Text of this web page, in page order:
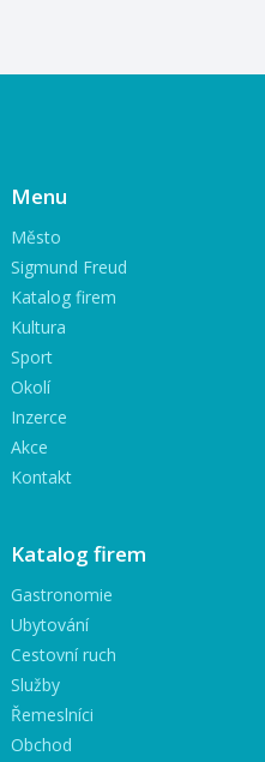
Menu
Město
Sigmund Freud
Katalog firem
Kultura
Sport
Okolí
Inzerce
Akce
Kontakt
Katalog firem
Gastronomie
Ubytování
Cestovní ruch
Služby
Řemeslníci
Obchod